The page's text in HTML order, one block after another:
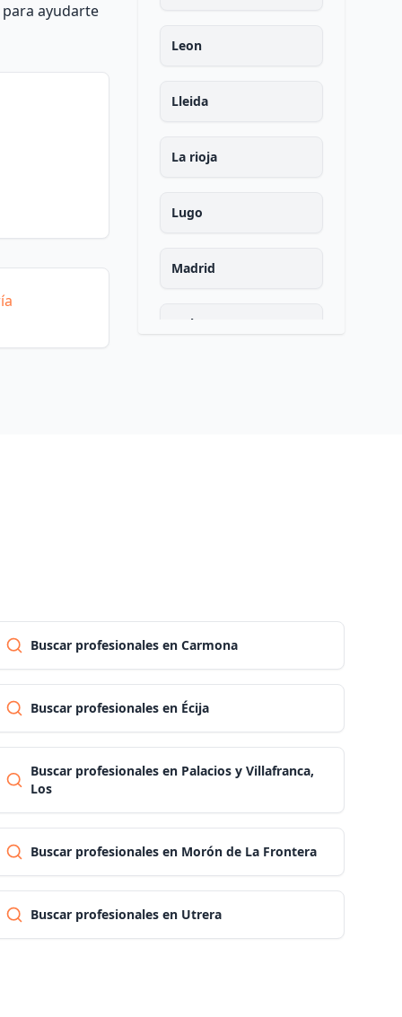
ayudarte
Leon
Lleida
La rioja
Lugo
Madrid
Malaga
Pontevedra
Salamanca
Santa cruz de tenerife
Cantabria
Segovia
Buscar profesionales en Carmona
Buscar profesionales en Écija
Buscar profesionales en Palacios y Villafranca,
Los
Buscar profesionales en Morón de La Frontera
Buscar profesionales en Utrera